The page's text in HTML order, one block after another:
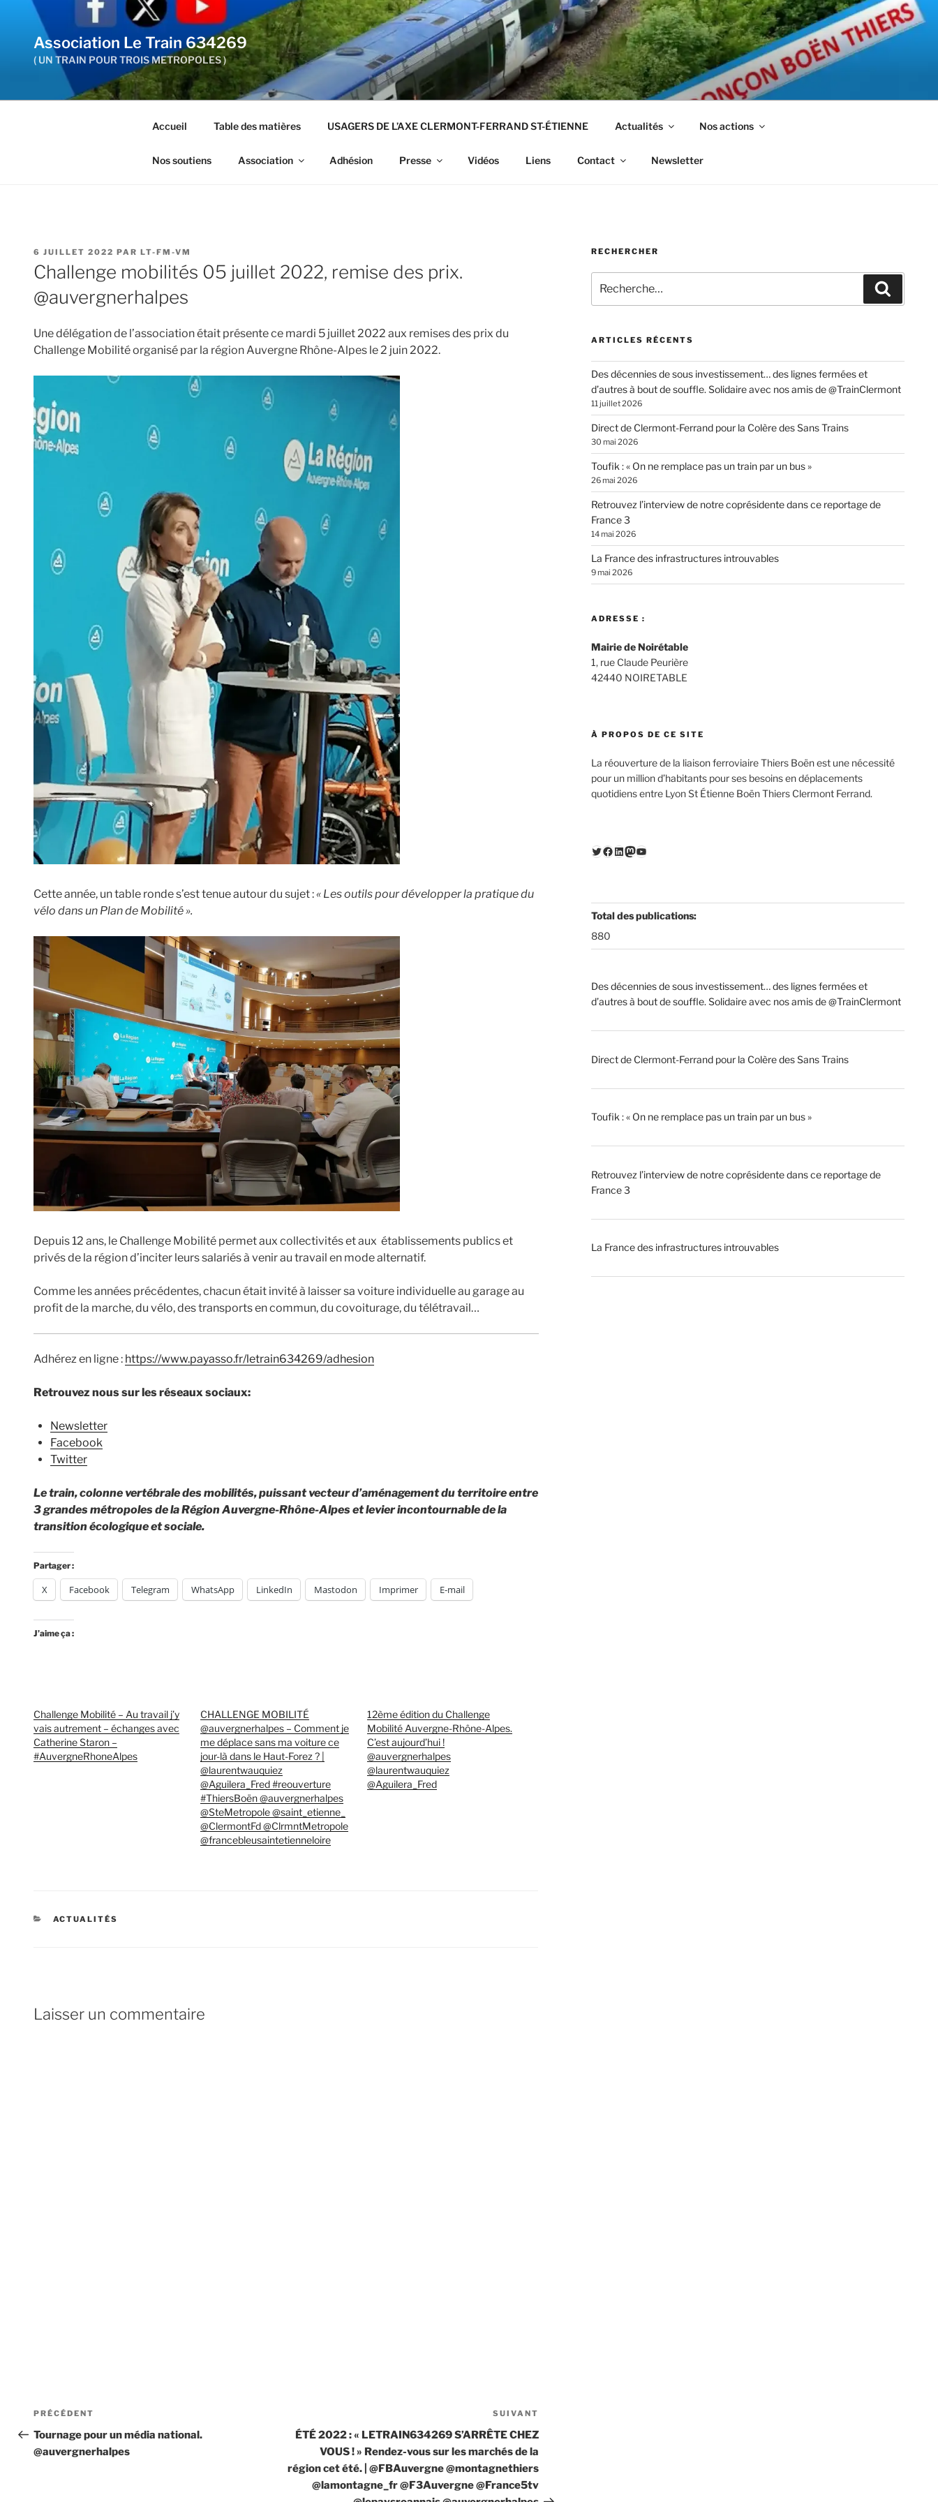
contenu
principal
Association Le Train 634269
( UN TRAIN POUR TROIS METROPOLES )
Accueil Table des matières USAGERS DE L’AXE CLERMONT-FERRAND ST-ÉTIENNE Actualités Nos actions
Nos soutiens Association Adhésion Presse Vidéos Liens Contact Newsletter
PUBLIÉ
LE
6 JUILLET 2022 PAR LT-FM-VM
Challenge mobilités 05 juillet 2022, remise des prix.
@auvergnerhalpes
Une délégation de l’association était présente ce mardi 5 juillet 2022 aux remises des prix du
Challenge Mobilité organisé par la région Auvergne Rhône-Alpes le 2 juin 2022.
Cette année, un table ronde s’est tenue autour du sujet :« Les outils pour développer la pratique du
vélo dans un Plan de Mobilité ».
Depuis 12 ans, le Challenge Mobilité permet aux collectivités et aux établissements publics et
privés de la région d’inciter leurs salariés à venir au travail en mode alternatif.
Comme les années précédentes, chacun était invité à laisser sa voiture individuelle au garage au
profit de la marche, du vélo, des transports en commun, du covoiturage, du télétravail…
Adhérez en ligne : https://www.payasso.fr/letrain634269/adhesion
Retrouvez nous sur les réseaux sociaux:
Newsletter
Facebook
Twitter
Le train, colonne vertébrale des mobilités, puissant vecteur d’aménagement du territoire entre
3 grandes métropoles de la Région Auvergne-Rhône-Alpes et levier incontournable de la
transition écologique et sociale.
Partager :
X Facebook Telegram WhatsApp LinkedIn Mastodon Imprimer E-mail
J’aime ça :
Challenge Mobilité – Au travail j’y
vais autrement – échanges avec
Catherine Staron –
#AuvergneRhoneAlpes
CHALLENGE MOBILITÉ
@auvergnerhalpes – Comment je
me déplace sans ma voiture ce
jour-là dans le Haut-Forez ? |
@laurentwauquiez
@Aguilera_Fred #reouverture
#ThiersBoën @auvergnerhalpes
@SteMetropole @saint_etienne_
@ClermontFd @ClrmntMetropole
@francebleusaintetienneloire
12ème édition du Challenge
Mobilité Auvergne-Rhône-Alpes.
C’est aujourd’hui !
@auvergnerhalpes
@laurentwauquiez
@Aguilera_Fred
CATÉGORIES
ACTUALITÉS
Laisser un commentaire
Navigation
de
l’article
Article
précédent
PRÉCÉDENT
Tournage pour un média national.
@auvergnerhalpes
suivant
SUIVANT
ÉTÉ 2022 : « LETRAIN634269 S’ARRÊTE CHEZ
VOUS ! » Rendez-vous sur les marchés de la
région cet été. | @FBAuvergne @montagnethiers
@lamontagne_fr @F3Auvergne @France5tv
RECHERCHER
pour
:
ARTICLES RÉCENTS
Des décennies de sous investissement… des lignes fermées et
d’autres à bout de souffle. Solidaire avec nos amis de @TrainClermont
11 juillet 2026
Direct de Clermont-Ferrand pour la Colère des Sans Trains
30 mai 2026
Toufik : « On ne remplace pas un train par un bus »
26 mai 2026
Retrouvez l’interview de notre coprésidente dans ce reportage de
France 3
14 mai 2026
La France des infrastructures introuvables
9 mai 2026
ADRESSE :
Mairie de Noirétable
1, rue Claude Peurière
42440 NOIRETABLE
À PROPOS DE CE SITE
La réouverture de la liaison ferroviaire Thiers Boën est une nécessité
pour un million d’habitants pour ses besoins en déplacements
quotidiens entre Lyon St Étienne Boën Thiers Clermont Ferrand.
Twitter
Facebook
LinkedIn
Mastodon
YouTube
Total des publications:
880
Des décennies de sous investissement… des lignes fermées et
d’autres à bout de souffle. Solidaire avec nos amis de @TrainClermont
Direct de Clermont-Ferrand pour la Colère des Sans Trains
Toufik : « On ne remplace pas un train par un bus »
Retrouvez l’interview de notre coprésidente dans ce reportage de
France 3
La France des infrastructures introuvables